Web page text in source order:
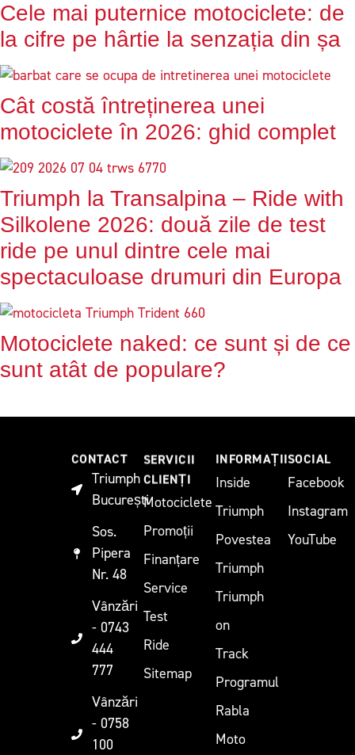
Cele mai puternice motociclete: de
la cifre pe hârtie la senzația din șa
Cât costă întreținerea unei
motociclete în 2026: ghid complet
Triumph la Transalpina – Ride with
Silkolene 2026: două zile de test
ride pe unul dintre cele mai
spectaculoase drumuri din Europa
Motociclete naked: ce sunt și de ce
sunt atât de populare?
CONTACT
Triumph
București
Sos.
Pipera
Nr. 48
Vânzări
- 0743
444
777
Vânzări
- 0758
100
SERVICII
CLIENȚI
Motociclete
Promoții
Finanțare
Service
Test
Ride
Sitemap
INFORMAȚII
Inside
Triumph
Povestea
Triumph
Triumph
on
Track
Programul
Rabla
Moto
SOCIAL
Facebook
Instagram
YouTube